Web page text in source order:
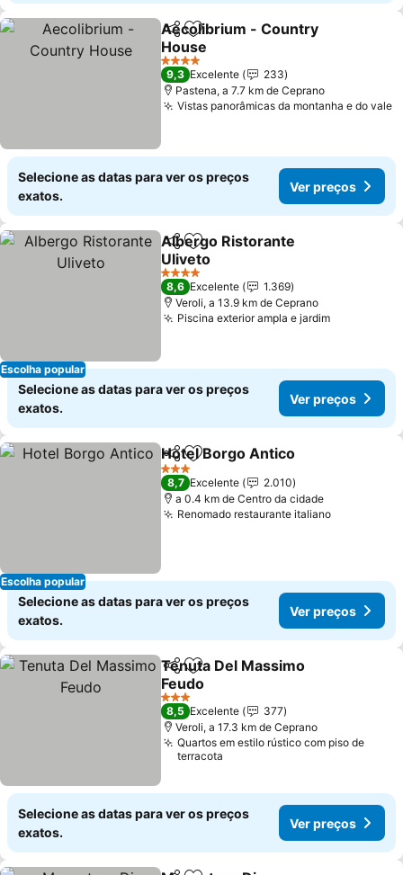
PartilharAdicionar aos favoritos
Aecolibrium - Country
House
Ver preços
4 Estrelas
9,3 Excelente
233
Pastena, a 7.7 km de Ceprano
Vistas panorâmicas da montanha e do vale
Selecione as datas para ver os preços
exatos.
Ver preços
Escolha popular
PartilharAdicionar aos favoritos
Albergo Ristorante
Uliveto
Ver preços
4 Estrelas
8,6 Excelente
1.369
Veroli, a 13.9 km de Ceprano
Piscina exterior ampla e jardimVer preços
Selecione as datas para ver os preços
exatos.
Ver preços
Escolha popular
PartilharAdicionar aos favoritos
Hotel Borgo Antico
3 Estrelas
8,7 Excelente
2.010
a 0.4 km de Centro da cidade
Renomado restaurante italianoVer
Selecione as datas para ver os preços
exatos.
Ver preços
PartilharAdicionar aos favoritos
Tenuta Del Massimo
Feudo
Ver preços
3 Estrelas
8,5 Excelente
377
Veroli, a 17.3 km de Ceprano
Quartos em estilo rústico com piso de
terracota
Selecione as datas para ver os preços
exatos.
Ver preços